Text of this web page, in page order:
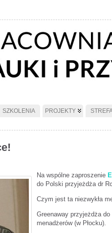
SZKOLENIA PROJEKTY
Na wspólne zaproszenie
do Polski przyjeżdża dr
Czym jest ta niezwykła
Greenaway przyjeżdża
menadżerów (w Płocku).